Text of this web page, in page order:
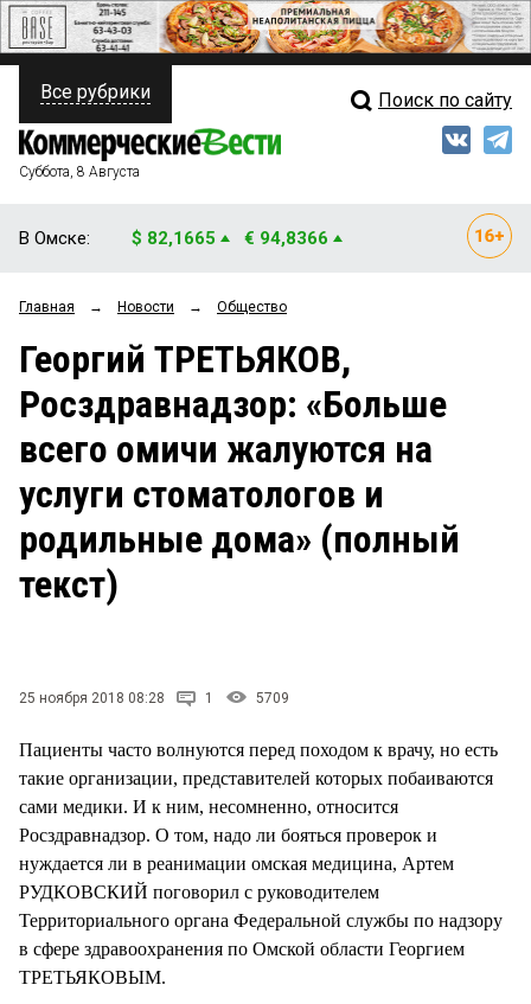
ПОЛИТИКА
ФИНАНСЫ
ОБЩЕСТВО
ЗАКОН
НОВОСТИ КОМПАНИЙ
СТИЛЬ ЖИЗНИ
Свежий выпуск
Рейтинги
Блоги
Архив
Все рубрики Поиск по сайту
Суббота, 8 Августа
В Омске: $ 82,1665 € 94,8366
Главная → Новости → Общество
Георгий ТРЕТЬЯКОВ,
Росздравнадзор: «Больше
всего омичи жалуются на
услуги стоматологов и
родильные дома» (полный
текст)
25 ноября 2018 08:28 1 5709
Пациенты часто волнуются перед походом к врачу, но есть
такие организации, представителей которых побаиваются
сами медики. И к ним, несомненно, относится
Росздравнадзор. О том, надо ли бояться проверок и
нуждается ли в реанимации омская медицина, Артем
РУДКОВСКИЙ поговорил с руководителем
Территориального органа Федеральной службы по надзору
в сфере здравоохранения по Омской области Георгием
ТРЕТЬЯКОВЫМ.